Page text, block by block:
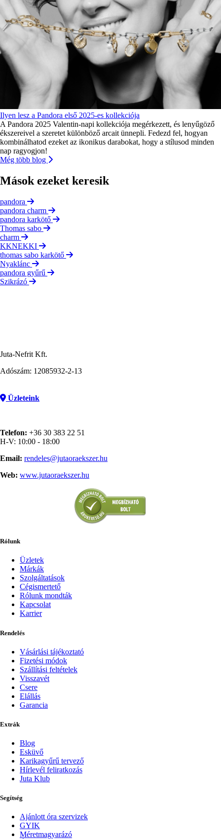
Ilyen lesz a Pandora első 2025-es kollekciója
A Pandora 2025 Valentin-napi kollekciója megérkezett, és lenyűgöző
ékszereivel a szeretet különböző arcait ünnepli. Fedezd fel, hogyan
kombinálhatod ezeket az ikonikus darabokat, hogy a stílusod minden
nap ragyogjon!
Még több blog
Mások ezeket keresik
pandora
pandora charm
pandora karkötő
Thomas sabo
charm
KKNEKKI
thomas sabo karkötő
Nyaklánc
pandora gyűrű
Szikrázó
Juta-Nefrit Kft.
Adószám: 12085932-2-13
Üzleteink
Telefon: +36 30 383 22 51
H-V: 10:00 - 18:00
Email: rendeles@jutaoraekszer.hu
Web: www.jutaoraekszer.hu
Rólunk
Üzletek
Márkák
Szolgáltatások
Cégismertető
Rólunk mondták
Kapcsolat
Karrier
Rendelés
Vásárlási tájékoztató
Fizetési módok
Szállítási feltételek
Visszavét
Csere
Elállás
Garancia
Extrák
Blog
Esküvő
Karikagyűrű tervező
Hírlevél feliratkozás
Juta Klub
Segítség
Ajánlott óra szervizek
GYIK
Méretmagyarázó